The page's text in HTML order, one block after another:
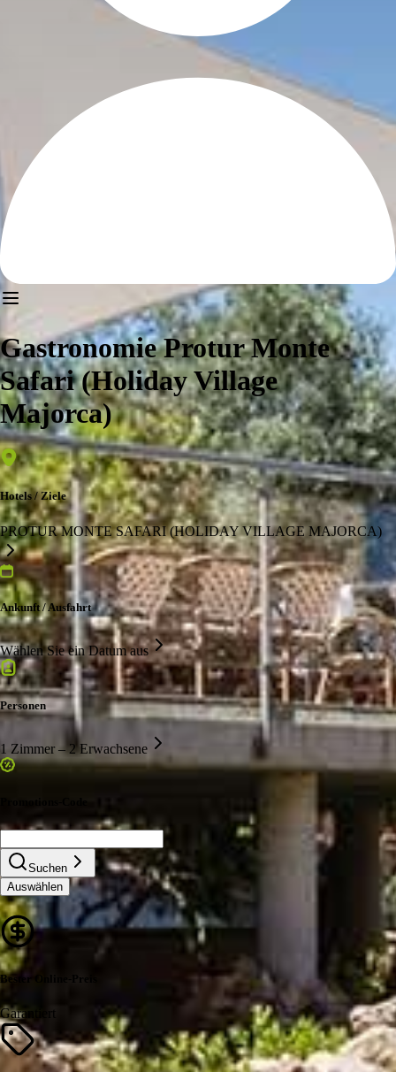
Gastronomie Protur Monte
Safari (Holiday Village
Majorca)
Hotels / Ziele
PROTUR MONTE SAFARI (HOLIDAY VILLAGE MAJORCA)
Ankunft / Ausfahrt
Wählen Sie ein Datum aus
Personen
1 Zimmer – 2 Erwachsene
Suchen
Auswählen
Bester Online-Preis
Garantiert